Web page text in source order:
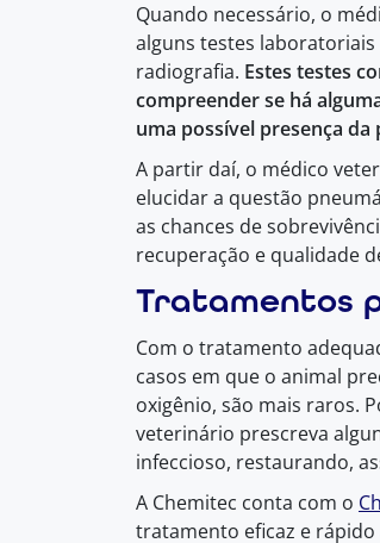
Quando necessário, o
alguns testes
radiografia. Estes testes
compreender se há
uma possível presença da
A partir daí, o médico
elucidar a questão
as chances de
recuperação e qualidade
Tratamentos
Com o tratamento
casos em que o animal
oxigênio, são mais raros.
veterinário prescreva
infeccioso, restaurando,
A Chemitec conta com o
tratamento eficaz e